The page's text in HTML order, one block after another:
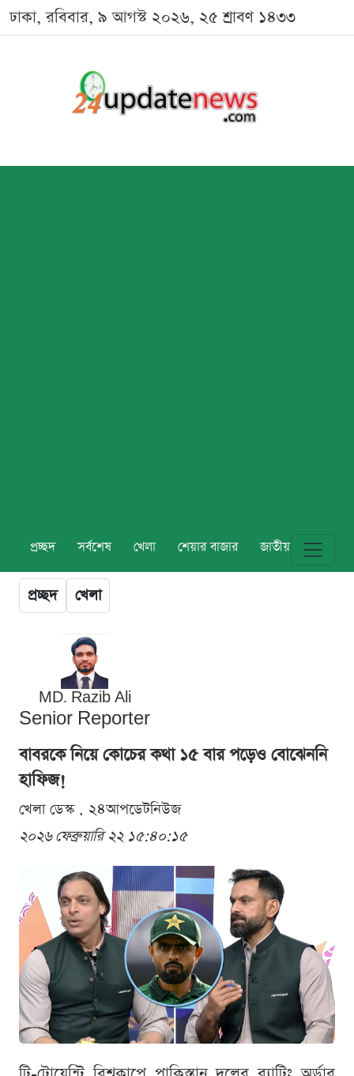
ঢাকা, রবিবার, ৯ আগস্ট ২০২৬, ২৫ শ্রাবণ ১৪৩৩
প্রচ্ছদ সর্বশেষ খেলা শেয়ার বাজার জাতীয় বিশ্ব
প্রচ্ছদ খেলা
MD. Razib Ali
Senior Reporter
বাবরকে নিয়ে কোচের কথা ১৫ বার পড়েও বোঝেননি
হাফিজ!
খেলা ডেস্ক . ২৪আপডেটনিউজ
২০২৬ ফেব্রুয়ারি ২২ ১৫:৪০:১৫